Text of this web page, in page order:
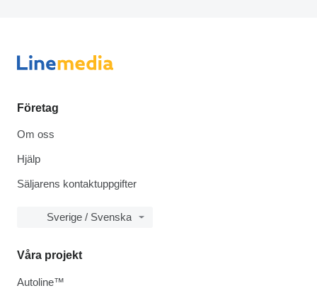
Företag
Om oss
Hjälp
Säljarens kontaktuppgifter
Sverige / Svenska
Våra projekt
Autoline™